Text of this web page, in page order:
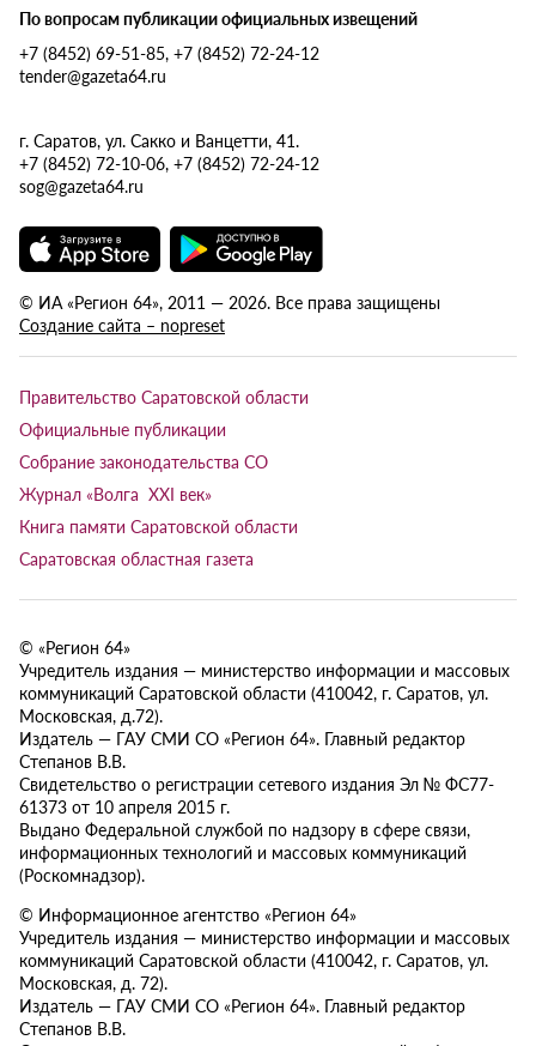
По вопросам публикации официальных извещений
+7 (8452) 69-51-85, +7 (8452) 72-24-12
tender@gazeta64.ru
г. Саратов, ул. Сакко и Ванцетти, 41.
+7 (8452) 72-10-06, +7 (8452) 72-24-12
sog@gazeta64.ru
© ИА «Регион 64», 2011 — 2026. Все права защищены
Создание сайта – nopreset
Правительство Саратовской области
Официальные публикации
Собрание законодательства СО
Журнал «Волга XXI век»
Книга памяти Саратовской области
Саратовская областная газета
© «Регион 64»
Учредитель издания — министерство информации и массовых
коммуникаций Саратовской области (410042, г. Саратов, ул.
Московская, д.72).
Издатель — ГАУ СМИ СО «Регион 64». Главный редактор
Степанов В.В.
Свидетельство о регистрации сетевого издания Эл № ФС77-
61373 от 10 апреля 2015 г.
Выдано Федеральной службой по надзору в сфере связи,
информационных технологий и массовых коммуникаций
(Роскомнадзор).
© Информационное агентство «Регион 64»
Учредитель издания — министерство информации и массовых
коммуникаций Саратовской области (410042, г. Саратов, ул.
Московская, д. 72).
Издатель — ГАУ СМИ СО «Регион 64». Главный редактор
Степанов В.В.